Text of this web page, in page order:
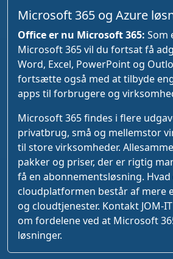
Microsoft 365 og Azure
Office er nu Microsoft 365: Som
Microsoft 365 vil du fortsat få
Word, Excel, PowerPoint og
fortsætte også med at tilbyde
apps til forbrugere og
Microsoft 365 findes i flere
privatbrug, små og mellemstor
til store virksomheder.
pakker og priser, der er rigtig
få en abonnementsløsning. Hvad
cloudplatformen består af mere
og cloudtjenester. Kontakt JOM-
om fordelene ved at Microsoft
løsninger.